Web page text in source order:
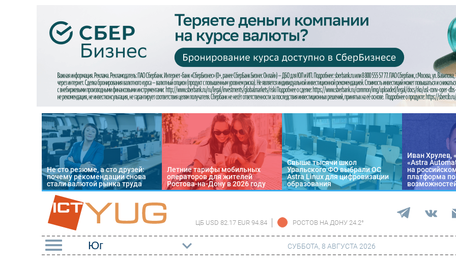
Не сто резюме, а сто друзей:
почему рекомендации снова
стали валютой рынка труда
Летние тарифы мобильных
операторов для жителей
Ростова-на-Дону в 2026 году
Свыше тысячи школ
Уральского ФО выбрали ОС
Astra Linux для цифровизации
образования
Иван Хрулев,
«Astra
на
платформа по
ЦБ USD 82.17 EUR 94.84 РОСТОВ НА ДОНУ 24.2°
СУББОТА, 8 АВГУСТА 2026